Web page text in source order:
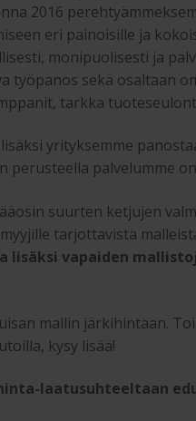
2016
eri painoisille ja
monipuolisesti ja
työpanos sekä osaltaan
tarkka
yrityksemme
perusteella palvelumme
suurten ketjujen
tarjottavista
vapaiden
mallin järkihintaan.
kysy lisää!
laatusuhteeltaan